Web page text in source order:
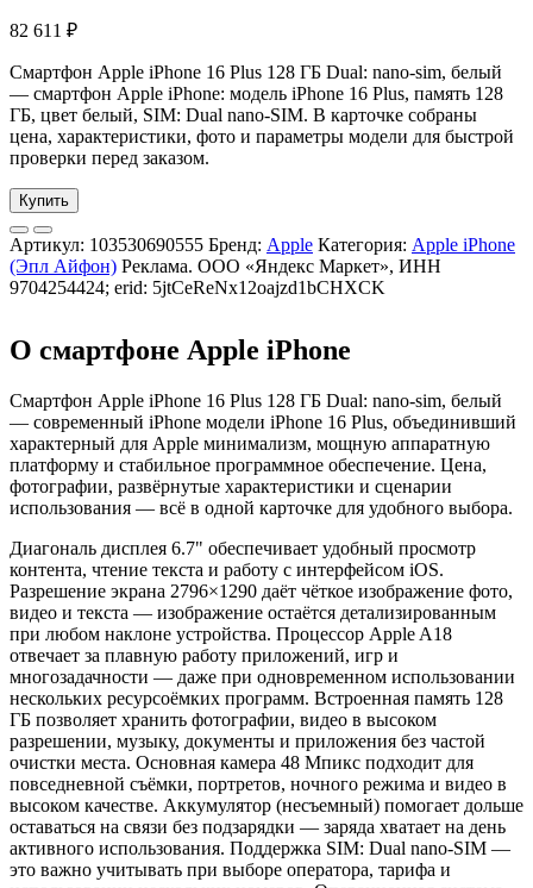
82 611 ₽
Смартфон Apple iPhone 16 Plus 128 ГБ Dual: nano-sim, белый
— смартфон Apple iPhone: модель iPhone 16 Plus, память 128
ГБ, цвет белый, SIM: Dual nano-SIM. В карточке собраны
цена, характеристики, фото и параметры модели для быстрой
проверки перед заказом.
Купить
Артикул: 103530690555 Бренд: Apple Категория: Apple iPhone
(Эпл Айфон) Реклама. ООО «Яндекс Маркет», ИНН
9704254424; erid: 5jtCeReNx12oajzd1bCHXCK
О смартфоне Apple iPhone
Смартфон Apple iPhone 16 Plus 128 ГБ Dual: nano-sim, белый
— современный iPhone модели iPhone 16 Plus, объединивший
характерный для Apple минимализм, мощную аппаратную
платформу и стабильное программное обеспечение. Цена,
фотографии, развёрнутые характеристики и сценарии
использования — всё в одной карточке для удобного выбора.
Диагональ дисплея 6.7" обеспечивает удобный просмотр
контента, чтение текста и работу с интерфейсом iOS.
Разрешение экрана 2796×1290 даёт чёткое изображение фото,
видео и текста — изображение остаётся детализированным
при любом наклоне устройства. Процессор Apple A18
отвечает за плавную работу приложений, игр и
многозадачности — даже при одновременном использовании
нескольких ресурсоёмких программ. Встроенная память 128
ГБ позволяет хранить фотографии, видео в высоком
разрешении, музыку, документы и приложения без частой
очистки места. Основная камера 48 Мпикс подходит для
повседневной съёмки, портретов, ночного режима и видео в
высоком качестве. Аккумулятор (несъемный) помогает дольше
оставаться на связи без подзарядки — заряда хватает на день
активного использования. Поддержка SIM: Dual nano-SIM —
это важно учитывать при выборе оператора, тарифа и